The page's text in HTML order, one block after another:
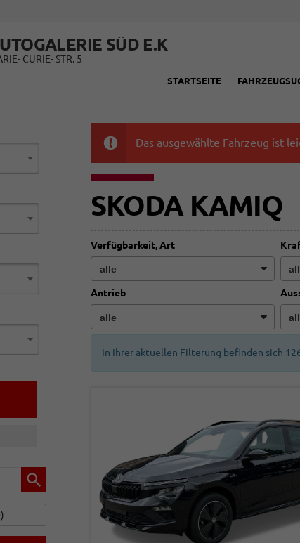
SÜD E.K
CURIE- STR. 5
STARTSEITE
Das ausgewählte Fahrzeug ist
SKODA KAMIQ
Verfügbarkeit, Art
Antrieb
In Ihrer aktuellen Filterung befinden sich
)